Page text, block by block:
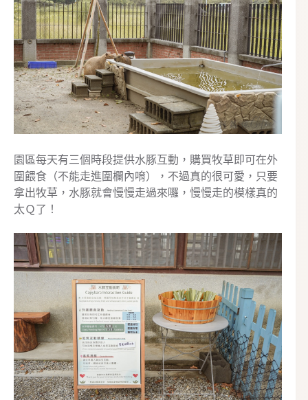
園區每天有三個時段提供水豚互動，購買牧草即可在外
圍餵食（不能走進圍欄內唷），不過真的很可愛，只要
拿出牧草，水豚就會慢慢走過來囉，慢慢走的模樣真的
太Ｑ了！